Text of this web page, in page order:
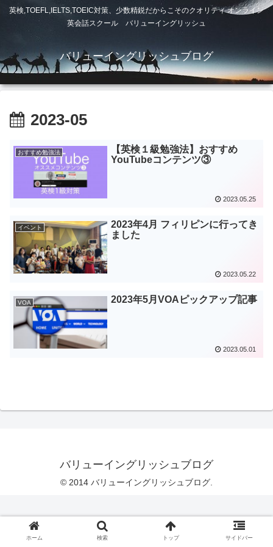
英検,TOEFL,IELTS,TOEIC対策、少数精鋭だからこそのクオリティ オンライン
英会話スクール バリューイングリッシュ
バリューイングリッシュブログ
2023-05
おすすめ勉強法
【英検１級勉強法】おすすめ
YouTubeコンテンツ③
2023.05.25
イベント
2023年4月 フィリピンに行ってき
ました
2023.05.22
VOA 2023年5月VOAピックアップ記事
2023.05.01
バリューイングリッシュブログ
© 2014 バリューイングリッシュブログ.
ホーム 検索 トップ サイドバー